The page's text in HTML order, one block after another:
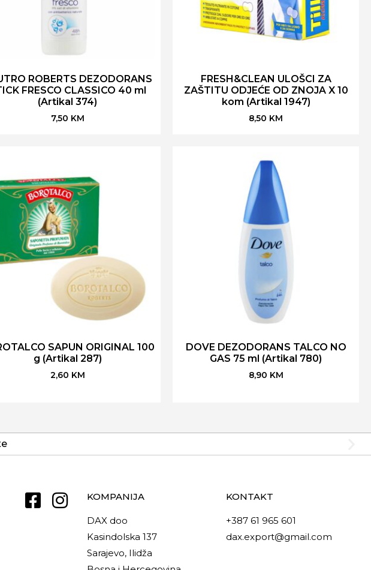
ROBERTS DEZODORANS
FRESCO CLASSICO 40 ml
(Artikal 374)
7,50 KM
FRESH&CLEAN ULOŠCI ZA
ZAŠTITU ODJEĆE OD ZNOJA X 10
kom (Artikal 1947)
8,50 KM
SAPUN ORIGINAL 100
g (Artikal 287)
2,60 KM
DOVE DEZODORANS TALCO NO
GAS 75 ml (Artikal 780)
8,90 KM
KOMPANIJA
DAX doo
Kasindolska 137
Sarajevo, Ilidža
KONTAKT
+387 61 965 601
dax.export@gmail.com